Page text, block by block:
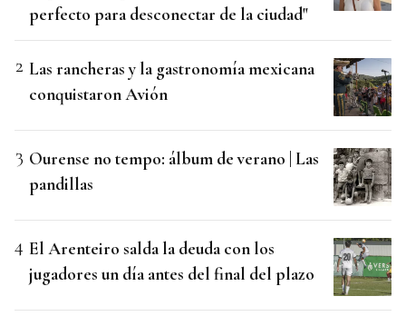
perfecto para desconectar de la ciudad"
Las rancheras y la gastronomía mexicana
conquistaron Avión
Ourense no tempo: álbum de verano | Las
pandillas
El Arenteiro salda la deuda con los
jugadores un día antes del final del plazo